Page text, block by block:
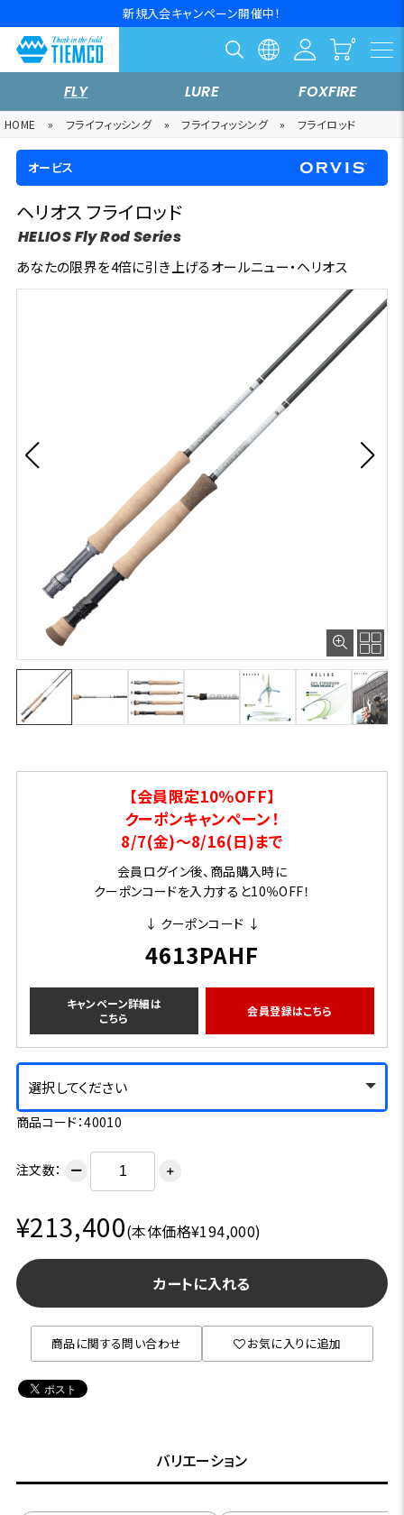
新規入会キャンペーン開催中！
FLY LURE FOXFIRE
HOME » フライフィッシング » フライフィッシング » フライロッド
オービス
ヘリオス フライロッド
HELIOS Fly Rod Series
あなたの限界を4倍に引き上げるオールニュー・ヘリオス
【会員限定10％OFF】
クーポンキャンペーン！
8/7(金)～8/16(日)まで
会員ログイン後、商品購入時に
クーポンコードを入力すると10％OFF！
↓ クーポンコード ↓
4613PAHF
キャンペーン詳細は
こちら
会員登録はこちら
選択してください
商品コード：40010
注文数： ー ＋
¥213,400(本体価格¥194,000)
カートに入れる
商品に関する問い合わせ お気に入りに追加
バリエーション